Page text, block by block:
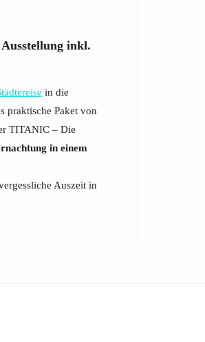
inkl.
in die
praktische Paket von
TITANIC – Die
in einem
Auszeit in